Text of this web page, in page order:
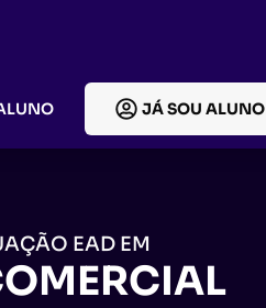
JÁ SOU ALUNO
EAD EM